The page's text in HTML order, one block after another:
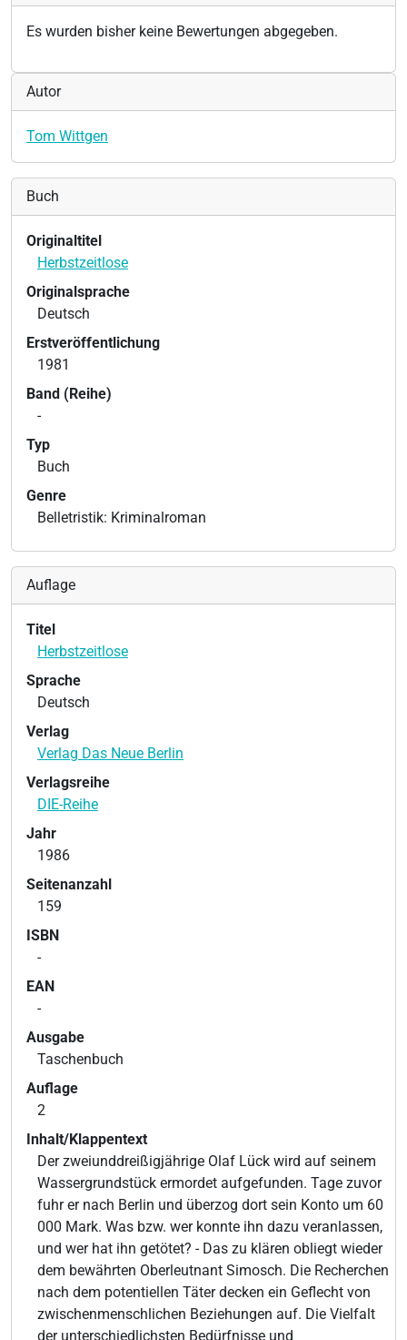
Es wurden bisher keine Bewertungen abgegeben.
Autor
Tom Wittgen
Buch
Originaltitel
Herbstzeitlose
Originalsprache
Deutsch
Erstveröffentlichung
1981
Band (Reihe)
-
Typ
Buch
Genre
Belletristik: Kriminalroman
Auflage
Titel
Herbstzeitlose
Sprache
Deutsch
Verlag
Verlag Das Neue Berlin
Verlagsreihe
DIE-Reihe
Jahr
1986
Seitenanzahl
159
ISBN
-
EAN
-
Ausgabe
Taschenbuch
Auflage
2
Inhalt/Klappentext
Der zweiunddreißigjährige Olaf Lück wird auf seinem
Wassergrundstück ermordet aufgefunden. Tage zuvor
fuhr er nach Berlin und überzog dort sein Konto um 60
000 Mark. Was bzw. wer konnte ihn dazu veranlassen,
und wer hat ihn getötet? - Das zu klären obliegt wieder
dem bewährten Oberleutnant Simosch. Die Recherchen
nach dem potentiellen Täter decken ein Geflecht von
zwischenmenschlichen Beziehungen auf. Die Vielfalt
der unterschiedlichsten Bedürfnisse und